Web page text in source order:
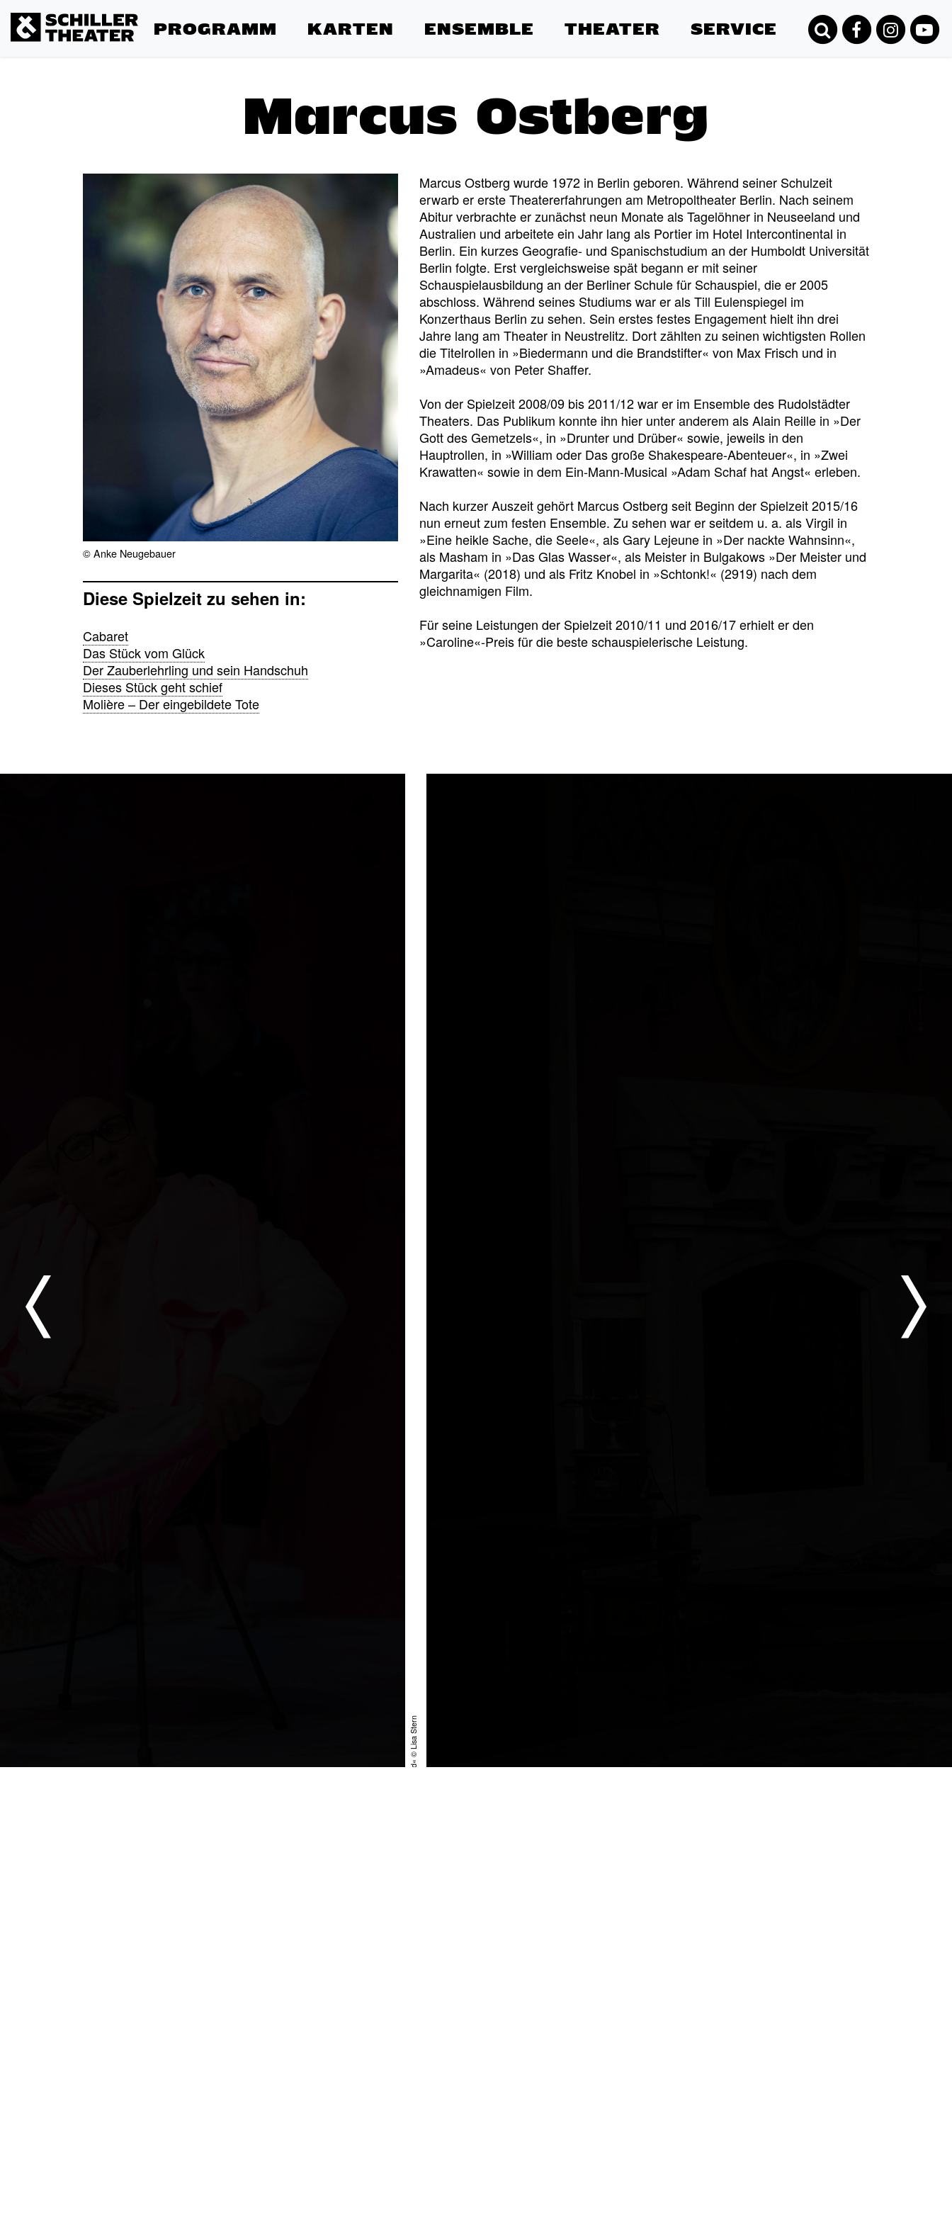
PROGRAMM KARTEN ENSEMBLE THEATER SERVICE
Marcus Ostberg
© Anke Neugebauer
Diese Spielzeit zu sehen in:
Cabaret
Das Stück vom Glück
Der Zauberlehrling und sein Handschuh
Dieses Stück geht schief
Molière – Der eingebildete Tote
Marcus Ostberg wurde 1972 in Berlin geboren. Während seiner Schulzeit
erwarb er erste Theatererfahrungen am Metropoltheater Berlin. Nach seinem
Abitur verbrachte er zunächst neun Monate als Tagelöhner in Neuseeland und
Australien und arbeitete ein Jahr lang als Portier im Hotel Intercontinental in
Berlin. Ein kurzes Geografie- und Spanischstudium an der Humboldt Universität
Berlin folgte. Erst vergleichsweise spät begann er mit seiner
Schauspielausbildung an der Berliner Schule für Schauspiel, die er 2005
abschloss. Während seines Studiums war er als Till Eulenspiegel im
Konzerthaus Berlin zu sehen. Sein erstes festes Engagement hielt ihn drei
Jahre lang am Theater in Neustrelitz. Dort zählten zu seinen wichtigsten Rollen
die Titelrollen in »Biedermann und die Brandstifter« von Max Frisch und in
»Amadeus« von Peter Shaffer.
Von der Spielzeit 2008/09 bis 2011/12 war er im Ensemble des Rudolstädter
Theaters. Das Publikum konnte ihn hier unter anderem als Alain Reille in »Der
Gott des Gemetzels«, in »Drunter und Drüber« sowie, jeweils in den
Hauptrollen, in »William oder Das große Shakespeare-Abenteuer«, in »Zwei
Krawatten« sowie in dem Ein-Mann-Musical »Adam Schaf hat Angst« erleben.
Nach kurzer Auszeit gehört Marcus Ostberg seit Beginn der Spielzeit 2015/16
nun erneut zum festen Ensemble. Zu sehen war er seitdem u. a. als Virgil in
»Eine heikle Sache, die Seele«, alsGary Lejeune in »Der nackte Wahnsinn«,
als Masham in »Das Glas Wasser«, als Meister in Bulgakows »Der Meister und
Margarita« (2018) und als Fritz Knobel in »Schtonk!« (2919) nach dem
gleichnamigen Film.
Für seine Leistungen der Spielzeit 2010/11 und 2016/17 erhielt er den
»Caroline«-Preis für die beste schauspielerische Leistung.
»Der Menschenfeind« © Lisa Stern